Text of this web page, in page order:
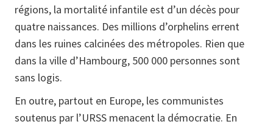
régions, la mortalité infantile est d’un décès pour
quatre naissances. Des millions d’orphelins errent
dans les ruines calcinées des métropoles. Rien que
dans la ville d’Hambourg, 500 000 personnes sont
sans logis.
En outre, partout en Europe, les communistes
soutenus par l’URSS menacent la démocratie. En